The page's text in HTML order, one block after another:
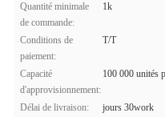
Quantité minimale
de commande:
1k
Conditions de
paiement:
T/T
Capacité
d'approvisionnement:
100 000 unités
Délai de livraison:
jours 30work